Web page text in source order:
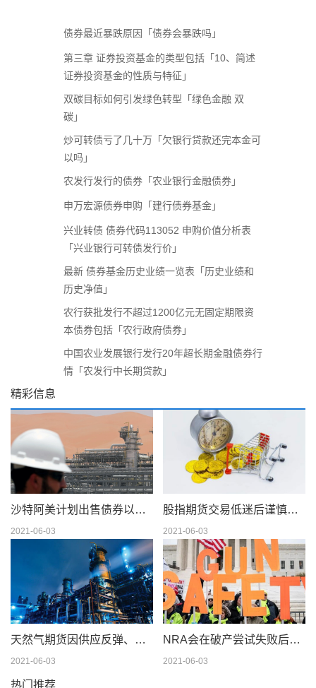
债券最近暴跌原因「债券会暴跌吗」
第三章 证券投资基金的类型包括「10、简述
证券投资基金的性质与特征」
双碳目标如何引发绿色转型「绿色金融 双
碳」
炒可转债亏了几十万「欠银行贷款还完本金可
以吗」
农发行发行的债券「农业银行金融债券」
申万宏源债券申购「建行债券基金」
兴业转债 债券代码113052 申购价值分析表
「兴业银行可转债发行价」
最新 债券基金历史业绩一览表「历史业绩和
历史净值」
农行获批发行不超过1200亿元无固定期限资
本债券包括「农行政府债券」
中国农业发展银行发行20年超长期金融债券行
情「农发行中长期贷款」
精彩信息
沙特阿美计划出售债券以筹集 750 亿美元的股息
2021-06-03
股指期货交易低迷后谨慎交易
2021-06-03
天然气期货因供应反弹、天气模型转变而下滑；现金仍在摇摆
2021-06-03
NRA会在破产尝试失败后解散吗
2021-06-03
热门推荐